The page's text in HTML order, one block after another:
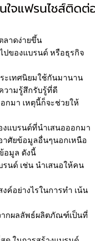
ลาดง่ายขึ้น
ปของแบรนด์ หรือธุรกิจ
ะเทศนิยมใช้กันมานาน
วามรู้สึกรับรู้ที่ดี
กมา เหตุนี้ก็จะช่วยให้
งแบรนด์ที่นำเสนอออกมา
าศัยข้อมูลอื่นๆนอกเหนือ
อมูล ดังนี้
รนด์ เช่น นำเสนอให้คน
ค์อย่างไรในการทำ เน้น
กผลลัพธ์ผลิตภัณฑ์เป็นที่